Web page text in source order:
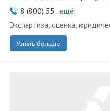
8 (800) 55...ещё
Экспертиза, оценка,
Узнать больше